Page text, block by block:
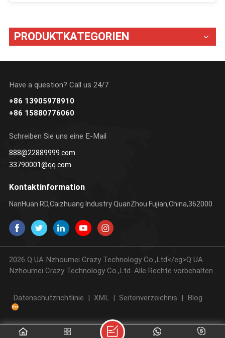
PRODUKTKATEGORIEN
Have a question? Call us 24/7
+86 13905978910
+86 15880776060
Schreiben Sie uns eine E-Mail
888@22889999.com
33790001@qq.com
Kontaktinformation
NanHuan RD,Caizhuang Industry QuanZhou Fujian,China,362000
2026 Q UA Nzhoumei Crazy Technology Co.,Ltd</eg>Q UA
Nzhoumei Crazy Technology Co.,Ltd .Alle Rechte vorbehalten
.
Datenschutzrichtlinie | XML | Seitenverzeichnis | Blog